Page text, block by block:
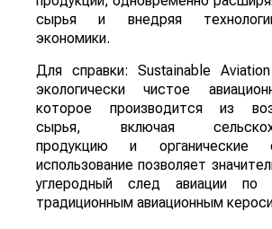
сырья и внедряя
экономики.
Для справки: Sustainable
экологически чистое
которое производится из
сырья, включая
продукцию и органические
использование позволяет
углеродный след авиации по
традиционным авиационным